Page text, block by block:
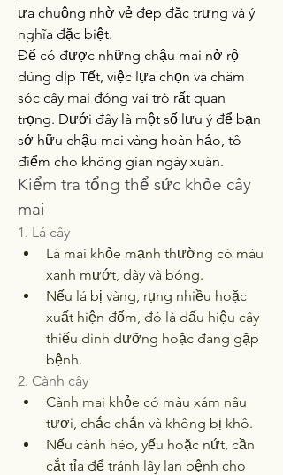
ưa chuộng nhờ vẻ đẹp đặc trưng và ý
nghĩa đặc biệt.
Để có được những chậu mai nở rộ
đúng dịp Tết, việc lựa chọn và chăm
sóc cây mai đóng vai trò rất quan
trọng. Dưới đây là một số lưu ý để bạn
sở hữu chậu mai vàng hoàn hảo, tô
điểm cho không gian ngày xuân.
Kiểm tra tổng thể sức khỏe cây
mai
1. Lá cây
Lá mai khỏe mạnh thường có màu
xanh mướt, dày và bóng.
Nếu lá bị vàng, rụng nhiều hoặc
xuất hiện đốm, đó là dấu hiệu cây
thiếu dinh dưỡng hoặc đang gặp
bệnh.
2. Cành cây
Cành mai khỏe có màu xám nâu
tươi, chắc chắn và không bị khô.
Nếu cành héo, yếu hoặc nứt, cần
cắt tỉa để tránh lây lan bệnh cho